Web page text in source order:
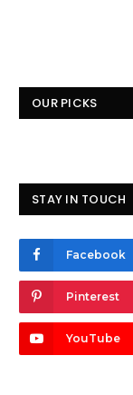
OUR PICKS
STAY IN TOUCH
Facebook
Pinterest
YouTube